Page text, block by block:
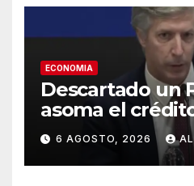
ECONOMIA
Descartado un
asoma el
6 AGOSTO, 2026